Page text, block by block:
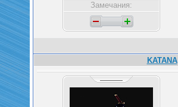
Замечания:
KATANA